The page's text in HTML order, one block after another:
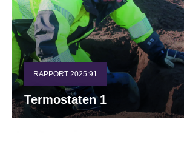
RAPPORT 2025:91
Termostaten 1